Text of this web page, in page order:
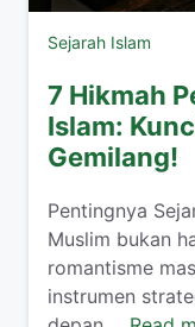
Sejarah Islam
7 Hikmah
Islam:
Gemilang!
Pentingnya
Muslim bukan
romantisme
instrumen